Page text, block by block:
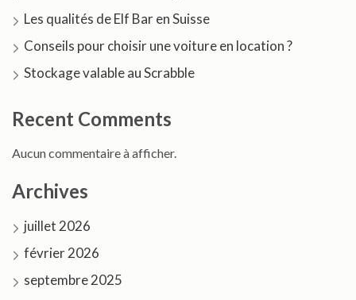
Les qualités de Elf Bar en Suisse
Conseils pour choisir une voiture en location ?
Stockage valable au Scrabble
Recent Comments
Aucun commentaire à afficher.
Archives
juillet 2026
février 2026
septembre 2025